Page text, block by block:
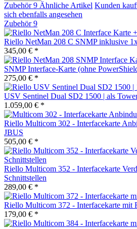
Zubehör9 Ähnliche Artikel Kunden
sich ebenfalls angesehen
Zubehör9
Riello NetMan 208 C SNMP inklusive
345,00 € *
SNMP Interface-Karte (ohne
275,00 € *
USV Sentinel Dual SD2 1500 | als
1.059,00 € *
Riello Multicom 302 - Interfacekarte
JBUS
505,00 € *
Riello Multicom 352 - Interfacekarte
Schnittstellen
289,00 € *
Riello Multicom 372 - Interfacekarte mit
179,00 € *